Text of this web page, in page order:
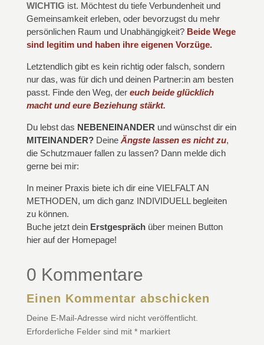
WICHTIG ist. Möchtest du tiefe Verbundenheit und
Gemeinsamkeit erleben, oder bevorzugst du mehr
persönlichen Raum und Unabhängigkeit? Beide Wege
sind legitim und haben ihre eigenen Vorzüge.
Letztendlich gibt es kein richtig oder falsch, sondern
nur das, was für dich und deinen Partner:in am besten
passt. Finde den Weg, dereuch beide glücklich
macht und eure Beziehung stärkt.
Du lebst das NEBENEINANDER und wünschst dir ein
MITEINANDER?Deine Ängste lassen es nicht zu,
die Schutzmauer fallen zu lassen? Dann melde dich
gerne bei mir:
In meiner Praxis biete ich dir eine VIELFALT AN
METHODEN, um dich ganz INDIVIDUELL begleiten
zu können.
Buche jetzt dein Erstgespräch über meinen Button
hier auf der Homepage!
0 Kommentare
Einen Kommentar abschicken
Deine E-Mail-Adresse wird nicht veröffentlicht.
Erforderliche Felder sind mit *markiert